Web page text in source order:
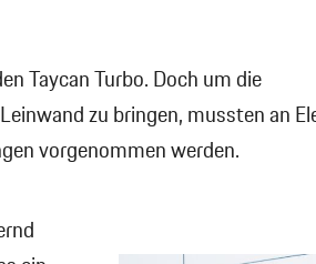
Taycan Turbo. Doch um die
zu bringen, mussten an
vorgenommen werden.